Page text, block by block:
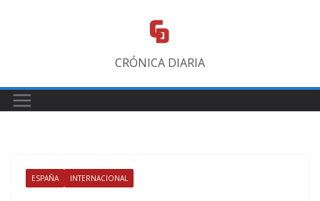
CRÓNICA DIARIA
ESPAÑA INTERNACIONAL